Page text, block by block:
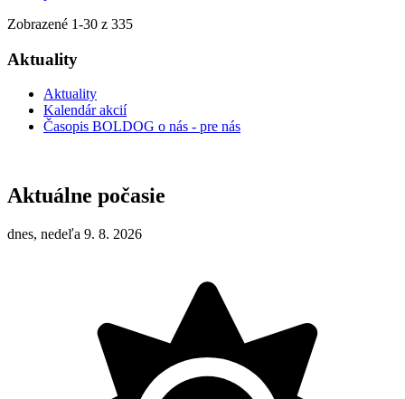
Zobrazené 1-30 z 335
Aktuality
Aktuality
Kalendár akcií
Časopis BOLDOG o nás - pre nás
Aktuálne počasie
dnes, nedeľa 9. 8. 2026